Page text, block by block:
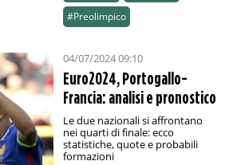
#Preolimpico
04/07/2024 09:10
Euro2024, Portogallo-
Francia: analisi e pronostico
Le due nazionali si affrontano
nei quarti di finale: ecco
statistiche, quote e probabili
formazioni